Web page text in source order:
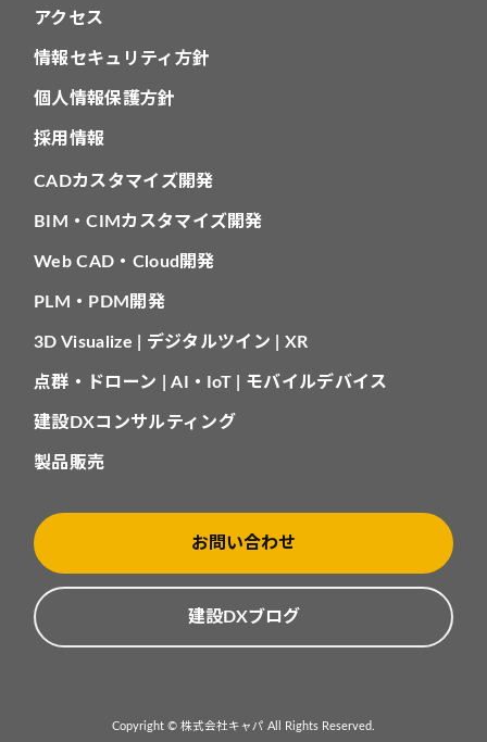
アクセス
情報セキュリティ方針
個人情報保護方針
採用情報
CADカスタマイズ開発
BIM・CIMカスタマイズ開発
Web CAD・Cloud開発
PLM・PDM開発
3D Visualize | デジタルツイン | XR
点群・ドローン | AI・IoT | モバイルデバイス
建設DXコンサルティング
製品販売
お問い合わせ
建設DXブログ
Copyright © 株式会社キャパ All Rights Reserved.